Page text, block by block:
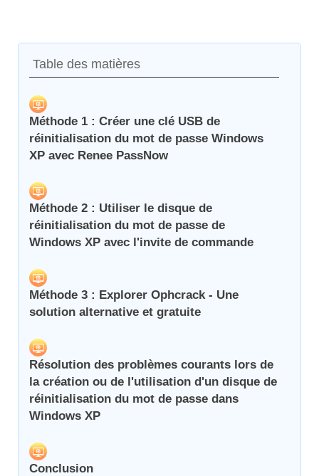
Table des matières
Méthode 1 : Créer une clé USB de
réinitialisation du mot de passe Windows
XP avec Renee PassNow
Méthode 2 : Utiliser le disque de
réinitialisation du mot de passe de
Windows XP avec l'invite de commande
Méthode 3 : Explorer Ophcrack - Une
solution alternative et gratuite
Résolution des problèmes courants lors de
la création ou de l'utilisation d'un disque de
réinitialisation du mot de passe dans
Windows XP
Conclusion